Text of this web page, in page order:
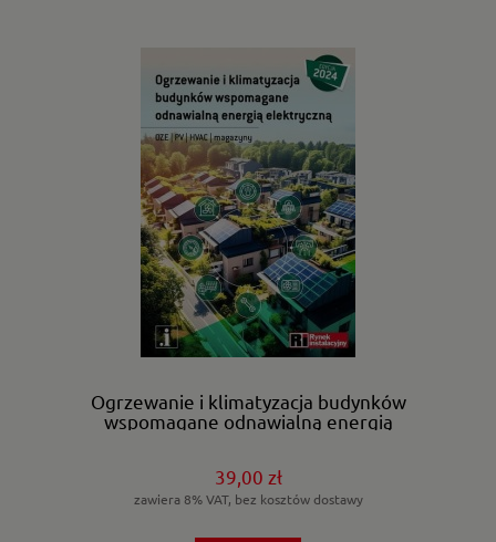
Ogrzewanie i klimatyzacja budynków
wspomagane odnawialną energią
39,00 zł
zawiera 8% VAT, bez kosztów dostawy